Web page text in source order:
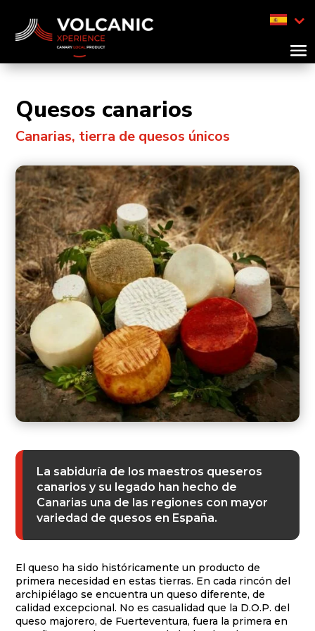
Quesos canarios
Canarias, tierra de quesos únicos
La sabiduría de los maestros queseros
canarios y su legado han hecho de
Canarias una de las regiones con mayor
variedad de quesos en España.
El queso ha sido históricamente un producto de
primera necesidad en estas tierras. En cada rincón del
archipiélago se encuentra un queso diferente, de
calidad excepcional. No es casualidad que la D.O.P. del
queso majorero, de Fuerteventura, fuera la primera en